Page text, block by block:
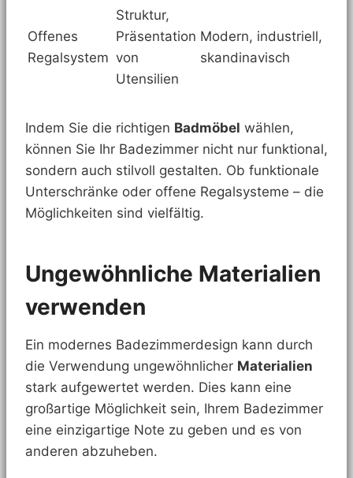
Offenes
Regalsystem
Struktur,
Präsentation
von
Utensilien
Modern, industriell,
skandinavisch
Indem Sie die richtigen Badmöbel wählen,
können Sie Ihr Badezimmer nicht nur funktional,
sondern auch stilvoll gestalten. Ob funktionale
Unterschränke oder offene Regalsysteme – die
Möglichkeiten sind vielfältig.
Ungewöhnliche Materialien
verwenden
Ein modernes Badezimmerdesign kann durch
die Verwendung ungewöhnlicher Materialien
stark aufgewertet werden. Dies kann eine
großartige Möglichkeit sein, Ihrem Badezimmer
eine einzigartige Note zu geben und es von
anderen abzuheben.